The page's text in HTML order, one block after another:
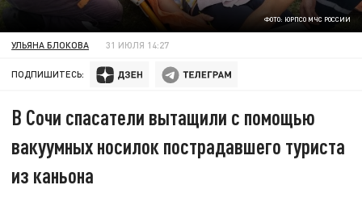
ФОТО: ЮРПСО МЧС РОССИИ
УЛЬЯНА БЛОКОВА 31 ИЮЛЯ 14:27
ПОДПИШИТЕСЬ:
В Сочи спасатели вытащили с помощью
вакуумных носилок пострадавшего туриста
из каньона